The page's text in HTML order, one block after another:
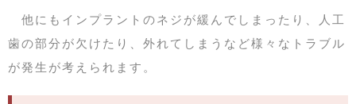
他にもインプラントのネジが緩んでしまったり、人工
歯の部分が欠けたり、外れてしまうなど様々なトラブル
が発生が考えられます。